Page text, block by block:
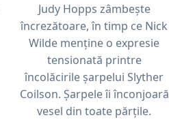
Judy Hopps zâmbește
încrezătoare, în timp ce Nick
Wilde menține o expresie
tensionată printre
încolăcirile șarpelui Slyther
Coilson. Șarpele îi înconjoară
vesel din toate părțile.